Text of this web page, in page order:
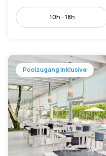
10h - 18h
Poolzugang inklusive